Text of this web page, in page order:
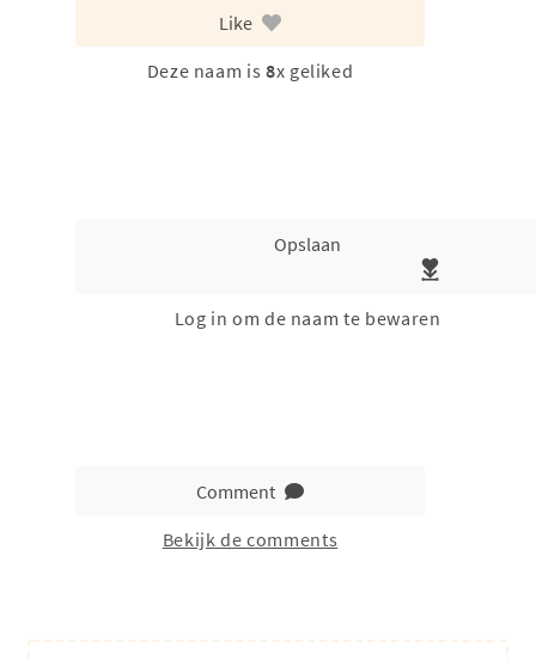
Like
Deze naam is 8x geliked
Opslaan
Log in om de naam te bewaren
Comment
Bekijk de comments